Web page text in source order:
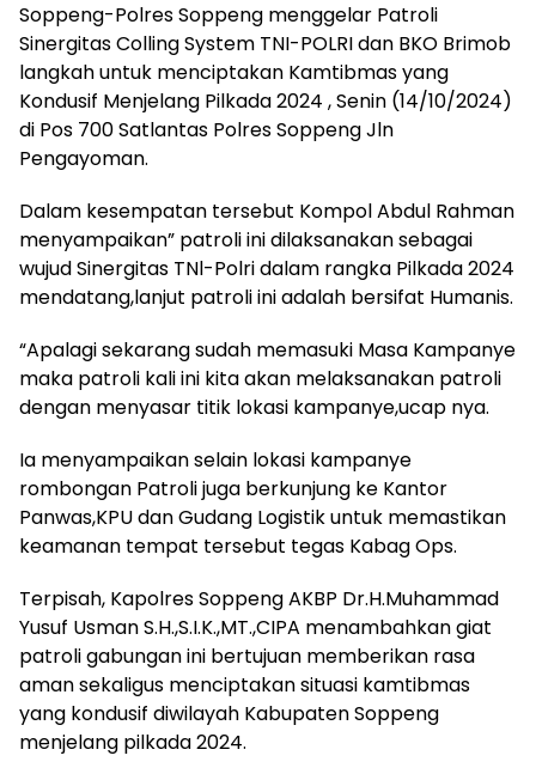
Soppeng-Polres Soppeng menggelar Patroli
Sinergitas Colling System TNI-POLRI dan BKO Brimob
langkah untuk menciptakan Kamtibmas yang
Kondusif Menjelang Pilkada 2024 , Senin (14/10/2024)
di Pos 700 Satlantas Polres Soppeng Jln
Pengayoman.
Dalam kesempatan tersebut Kompol Abdul Rahman
menyampaikan” patroli ini dilaksanakan sebagai
wujud Sinergitas TNl-Polri dalam rangka Pilkada 2024
mendatang,lanjut patroli ini adalah bersifat Humanis.
“Apalagi sekarang sudah memasuki Masa Kampanye
maka patroli kali ini kita akan melaksanakan patroli
dengan menyasar titik lokasi kampanye,ucap nya.
Ia menyampaikan selain lokasi kampanye
rombongan Patroli juga berkunjung ke Kantor
Panwas,KPU dan Gudang Logistik untuk memastikan
keamanan tempat tersebut tegas Kabag Ops.
Terpisah, Kapolres Soppeng AKBP Dr.H.Muhammad
Yusuf Usman S.H.,S.I.K.,MT.,CIPA menambahkan giat
patroli gabungan ini bertujuan memberikan rasa
aman sekaligus menciptakan situasi kamtibmas
yang kondusif diwilayah Kabupaten Soppeng
menjelang pilkada 2024.